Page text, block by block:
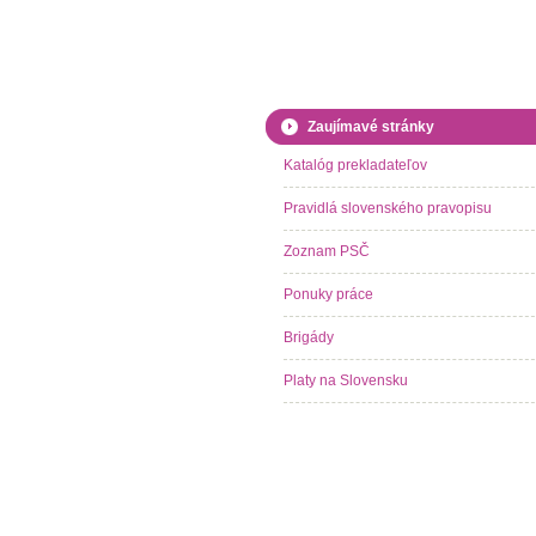
Zaujímavé stránky
Katalóg prekladateľov
Pravidlá slovenského pravopisu
Zoznam PSČ
Ponuky práce
Brigády
Platy na Slovensku